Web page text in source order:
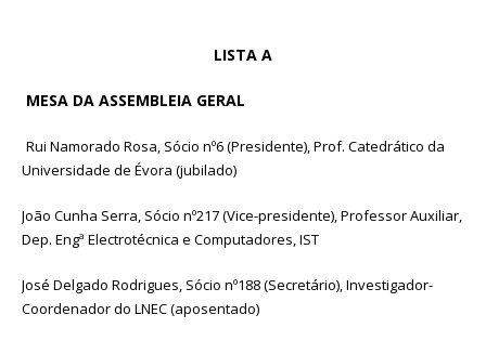
LISTA A
MESA DA ASSEMBLEIA GERAL
Rui Namorado Rosa, Sócio nº6 (Presidente), Prof. Catedrático da
Universidade de Évora (jubilado)
João Cunha Serra, Sócio nº217 (Vice-presidente), Professor Auxiliar,
Dep. Engª Electrotécnica e Computadores, IST
José Delgado Rodrigues, Sócio nº188 (Secretário), Investigador-
Coordenador do LNEC (aposentado)